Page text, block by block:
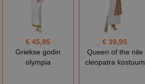
€ 45,95
Griekse godin
olympia
€ 39,95
Queen of the nile
cleopatra kostuum